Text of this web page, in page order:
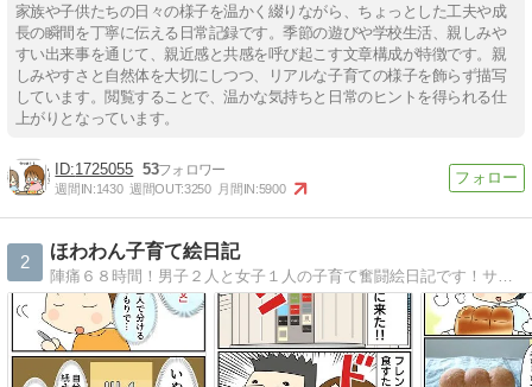
家族や子供たちの日々の様子を温かく綴りながら、ちょっとした工夫や成
長の瞬間を丁寧に伝える日常記録です。季節の遊びや学校生活、親しみや
すい出来事を通じて、親近感と共感を呼び起こす文章構成が特徴です。親
しみやすさと自然体を大切にしつつ、リアルな子育ての様子を飾らず描写
しています。閲覧することで、温かな気持ちと日常のヒントを得られる仕
上がりとなっています。
1725055 53
週間IN:1430 週間OUT:3250 月間IN:5900
2
ほわわん子育て絵日記
陣痛６８時間！男子２人と女子１人の子育て奮闘絵日記です！サイトを引越ししました！旧サイトからは自動で飛びます〜